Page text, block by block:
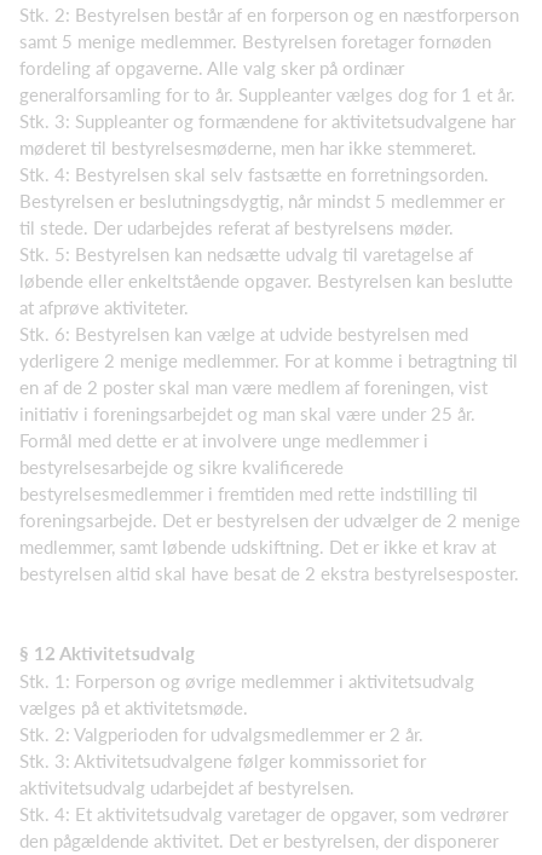
Stk. 2: Bestyrelsen består af en forperson og en næstforperson
samt 5 menige medlemmer. Bestyrelsen foretager fornøden
fordeling af opgaverne. Alle valg sker på ordinær
generalforsamling for to år. Suppleanter vælges dog for 1 et år.
Stk. 3: Suppleanter og formændene for aktivitetsudvalgene har
møderet til bestyrelsesmøderne, men har ikke stemmeret.
Stk. 4: Bestyrelsen skal selv fastsætte en forretningsorden.
Bestyrelsen er beslutningsdygtig, når mindst 5 medlemmer er
til stede. Der udarbejdes referat af bestyrelsens møder.
Stk. 5: Bestyrelsen kan nedsætte udvalg til varetagelse af
løbende eller enkeltstående opgaver. Bestyrelsen kan beslutte
at afprøve aktiviteter.
Stk. 6: Bestyrelsen kan vælge at udvide bestyrelsen med
yderligere 2 menige medlemmer. For at komme i betragtning til
en af de 2 poster skal man være medlem af foreningen, vist
initiativ i foreningsarbejdet og man skal være under 25 år.
Formål med dette er at involvere unge medlemmer i
bestyrelsesarbejde og sikre kvalificerede
bestyrelsesmedlemmer i fremtiden med rette indstilling til
foreningsarbejde. Det er bestyrelsen der udvælger de 2 menige
medlemmer, samt løbende udskiftning. Det er ikke et krav at
bestyrelsen altid skal have besat de 2 ekstra bestyrelsesposter.
§ 12 Aktivitetsudvalg
Stk. 1: Forperson og øvrige medlemmer i aktivitetsudvalg
vælges på et aktivitetsmøde.
Stk. 2: Valgperioden for udvalgsmedlemmer er 2 år.
Stk. 3: Aktivitetsudvalgene følger kommissoriet for
aktivitetsudvalg udarbejdet af bestyrelsen.
Stk. 4: Et aktivitetsudvalg varetager de opgaver, som vedrører
den pågældende aktivitet. Det er bestyrelsen, der disponerer